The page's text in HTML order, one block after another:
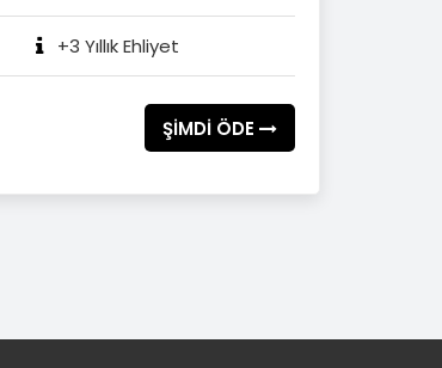
+3 Yıllık Ehliyet
ŞİMDİ ÖDE